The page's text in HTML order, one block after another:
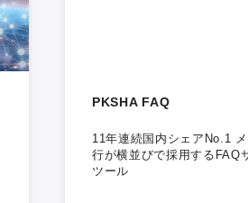
PKSHA FAQ
11年連続国内シェアNo.1
行が横並びで採用するFAQ
ツール